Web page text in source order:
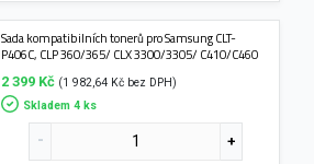
Sada kompatibilních tonerů pro Samsung CLT-
P406C, CLP 360/365/ CLX 3300/3305/ C410/C460
2 399 Kč (1 982,64 Kč bez DPH)
Skladem 4 ks